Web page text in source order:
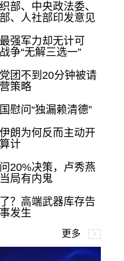
部、中央政法委、
、人社部印发意见
强军力却无计可
争“无解三选一”
团不到20分钟被请
策略
慰问“独漏赖清德”
朗为何反而主动开
计
20%决策，卢秀燕
局有内鬼
？高端武器库存告
发生
更多